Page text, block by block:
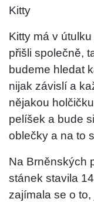
Kitty
Kitty má v
přišli společně,
budeme hledat
nijak závislí a
nějakou
pelíšek a bude
oblečky a na to
Na Brněnských
stánek stavila
zajímala se o